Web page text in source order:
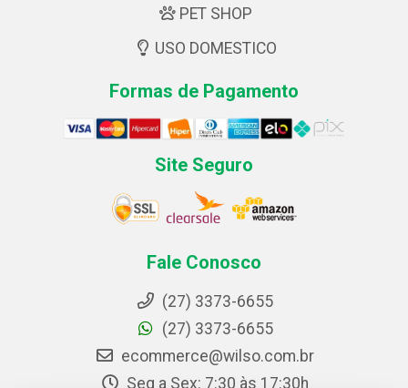
PET SHOP
USO DOMESTICO
Formas de Pagamento
Site Seguro
Fale Conosco
(27) 3373-6655
(27) 3373-6655
ecommerce@wilso.com.br
Seg a Sex: 7:30 às 17:30h